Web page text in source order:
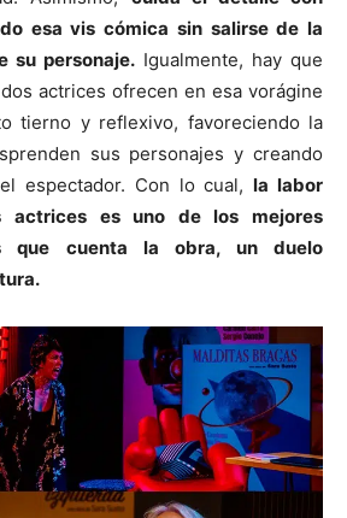
esa vis cómica sin salirse de la
su personaje. Igualmente, hay que
actrices ofrecen en esa vorágine
tierno y reflexivo, favoreciendo la
sus personajes y creando
espectador. Con lo cual,la labor
actrices es uno de los mejores
que cuenta la obra, un duelo